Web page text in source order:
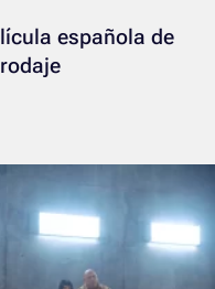
española de